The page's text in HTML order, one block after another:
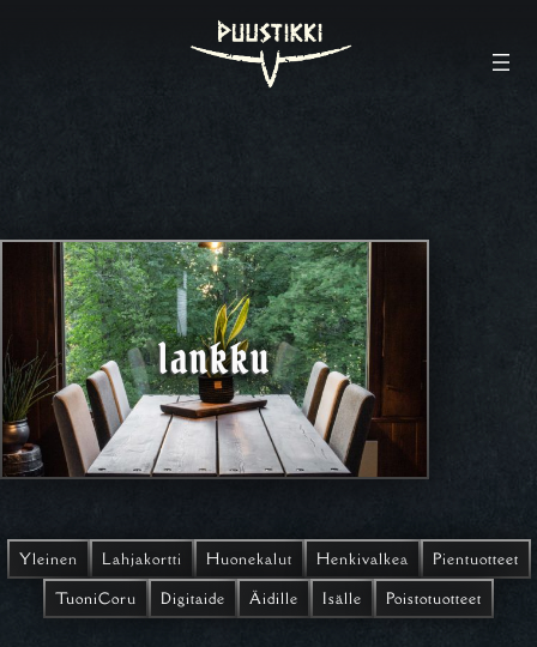
lankku
Yleinen Lahjakortti Huonekalut Henkivalkea
Pientuotteet
TuoniCoru
Digitaide Äidille Isälle Poistotuotteet